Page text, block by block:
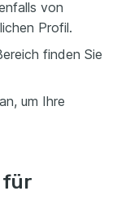
von
Profil.
finden Sie
an, um Ihre
für